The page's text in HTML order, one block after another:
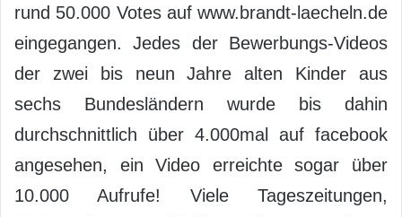
rund 50.000 Votes auf www.brandt-laecheln.de
eingegangen. Jedes der Bewerbungs-Videos
der zwei bis neun Jahre alten Kinder aus
sechs Bundesländern wurde bis dahin
durchschnittlich über 4.000mal auf facebook
angesehen, ein Video erreichte sogar über
10.000 Aufrufe! Viele Tageszeitungen,